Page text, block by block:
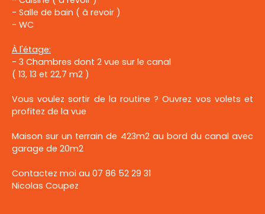
- Salle de bain ( à revoir )
- WC
À l'étage:
- 3 Chambres dont 2 vue sur le canal
( 13, 13 et 22,7 m2 )
Vous voulez sortir de la routine ? Ouvrez vos volets et
profitez de la vue
Maison sur un terrain de 423m2 au bord du canal avec
garage de 20m2
Contactez moi au 07 86 52 29 31
Nicolas Coupez